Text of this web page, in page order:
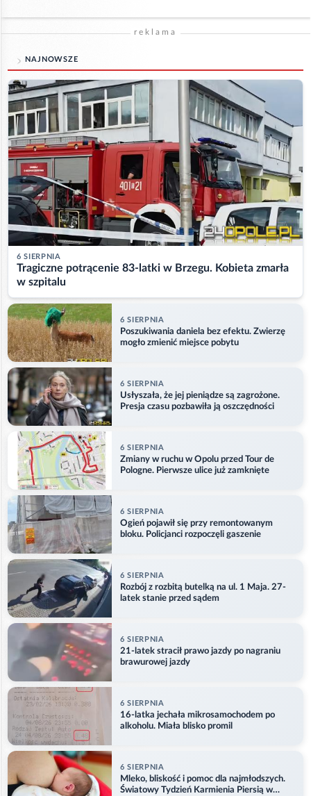
reklama
NAJNOWSZE
6 SIERPNIA
Tragiczne potrącenie 83-latki w Brzegu. Kobieta zmarła
w szpitalu
6 SIERPNIA
Poszukiwania daniela bez efektu. Zwierzę
mogło zmienić miejsce pobytu
6 SIERPNIA
Usłyszała, że jej pieniądze są zagrożone.
Presja czasu pozbawiła ją oszczędności
6 SIERPNIA
Zmiany w ruchu w Opolu przed Tour de
Pologne. Pierwsze ulice już zamknięte
6 SIERPNIA
Ogień pojawił się przy remontowanym
bloku. Policjanci rozpoczęli gaszenie
6 SIERPNIA
Rozbój z rozbitą butelką na ul. 1 Maja. 27-
latek stanie przed sądem
6 SIERPNIA
21-latek stracił prawo jazdy po nagraniu
brawurowej jazdy
6 SIERPNIA
16-latka jechała mikrosamochodem po
alkoholu. Miała blisko promil
6 SIERPNIA
Mleko, bliskość i pomoc dla najmłodszych.
Światowy Tydzień Karmienia Piersią w